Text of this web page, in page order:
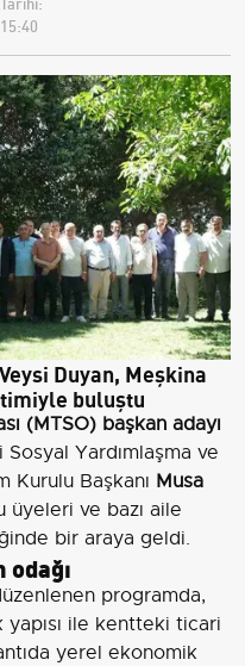
Duyan, Meşkina
buluştu
(MTSO) başkan adayı
Yardımlaşma ve
Kurulu Başkanı Musa
üyeleri ve bazı aile
bir araya geldi.
odağı
programda,
yapısı ile kentteki ticari
yerel ekonomik